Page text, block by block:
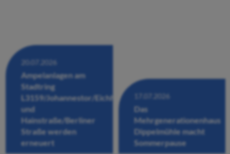
20.07.2026
Ampelanlagen am
Stadtring
L3159/Johannestor/Eichhofstraße/Fuldastraße
und
Hainstraße/Berliner
Straße werden
erneuert
17.07.2026
Das
Mehrgenerationenhaus
Dippelmühle macht
Sommerpause